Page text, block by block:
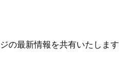
最新情報を共有いたします